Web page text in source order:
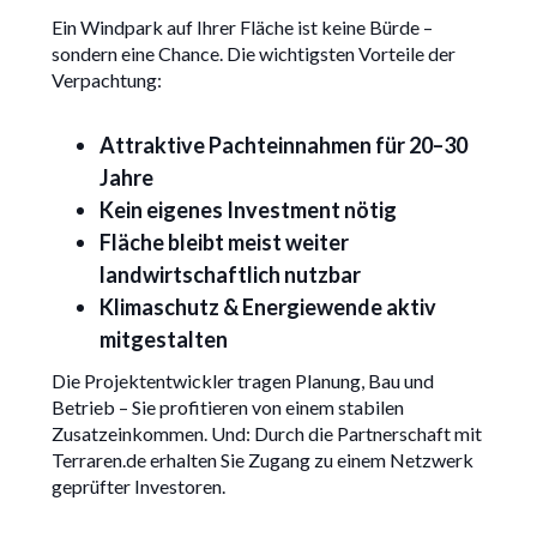
Ein Windpark auf Ihrer Fläche ist keine Bürde –
sondern eine Chance. Die wichtigsten Vorteile der
Verpachtung:
Attraktive Pachteinnahmen für 20–30
Jahre
Kein eigenes Investment nötig
Fläche bleibt meist weiter
landwirtschaftlich nutzbar
Klimaschutz & Energiewende aktiv
mitgestalten
Die Projektentwickler tragen Planung, Bau und
Betrieb – Sie profitieren von einem stabilen
Zusatzeinkommen. Und: Durch die Partnerschaft mit
Terraren.de erhalten Sie Zugang zu einem Netzwerk
geprüfter Investoren.